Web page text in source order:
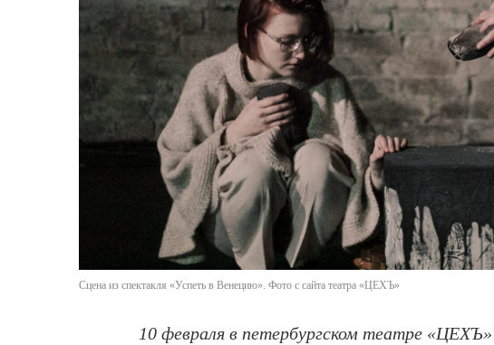
Сцена из спектакля «Успеть в Венецию». Фото с сайта театра «ЦЕХЪ»
10 февраля в петербургском театре